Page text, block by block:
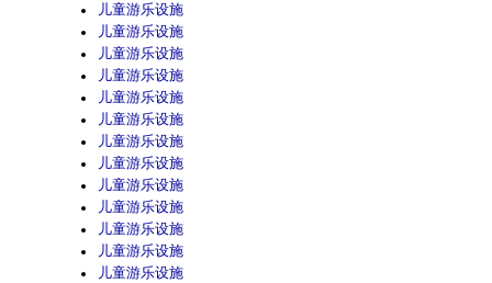
儿童游乐设施
儿童游乐设施
儿童游乐设施
儿童游乐设施
儿童游乐设施
儿童游乐设施
儿童游乐设施
儿童游乐设施
儿童游乐设施
儿童游乐设施
儿童游乐设施
儿童游乐设施
儿童游乐设施